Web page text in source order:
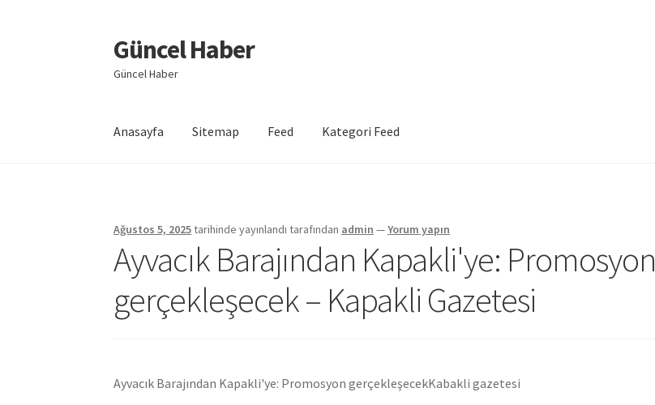
Dolaşıma
geç
İçeriğe
geç
Güncel Haber
Güncel Haber
Anasayfa Sitemap Feed Kategori Feed
Ağustos 5, 2025tarihinde yayınlandı tarafından admin —Yorum yapın
Ayvacık Barajından Kapakli'ye: Promosyon
gerçekleşecek – Kapakli Gazetesi
Ayvacık Barajından Kapakli'ye: Promosyon gerçekleşecekKabakli gazetesi